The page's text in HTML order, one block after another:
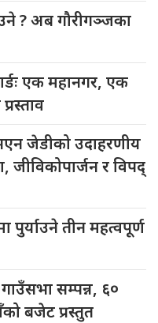
? अब गौरीगञ्जका
एक महानगर, एक
जेडीको उदाहरणीय
जीविकोपार्जन र विपद्
पुर्याउने तीन महत्वपूर्ण
सम्पन्न, ६०
बजेट प्रस्तुत